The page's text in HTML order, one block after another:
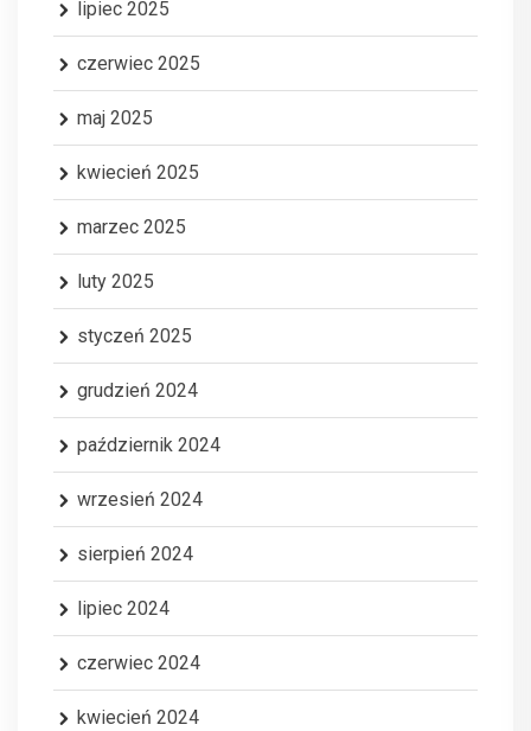
lipiec 2025
czerwiec 2025
maj 2025
kwiecień 2025
marzec 2025
luty 2025
styczeń 2025
grudzień 2024
październik 2024
wrzesień 2024
sierpień 2024
lipiec 2024
czerwiec 2024
kwiecień 2024